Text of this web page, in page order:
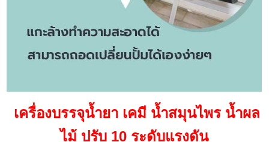
เครื่องบรรจุน้ำยา เคมี น้ำสมุนไพร น้ำผล
ไม้ ปรับ 10 ระดับแรงดัน